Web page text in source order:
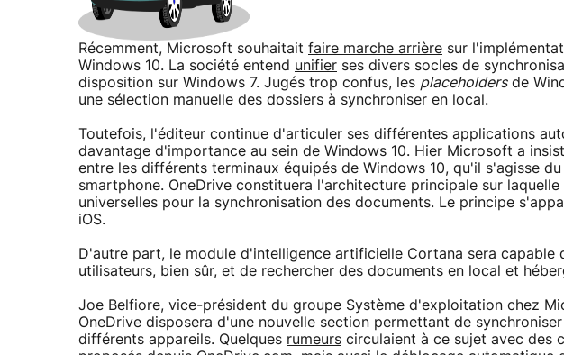
Récemment, Microsoft souhaitait faire marche arrière sur
Windows 10. La société entend unifier ses divers socles de
disposition sur Windows 7. Jugés trop confus, les placeholdersde
une sélection manuelle des dossiers à synchroniser en local.
Toutefois, l'éditeur continue d'articuler ses différentes applications
davantage d'importance au sein de Windows 10. Hier Microsoft a
entre les différents terminaux équipés de Windows 10, qu'il s'agisse
smartphone. OneDrive constituera l'architecture principale sur
universelles pour la synchronisation des documents. Le principe
iOS.
D'autre part, le module d'intelligence artificielle Cortana sera capable
utilisateurs, bien sûr, et de rechercher des documents en local et
Joe Belfiore, vice-président du groupe Système d'exploitation chez
OneDrive disposera d'une nouvelle section permettant de
différents appareils. Quelques rumeurs circulaient à ce sujet avec des